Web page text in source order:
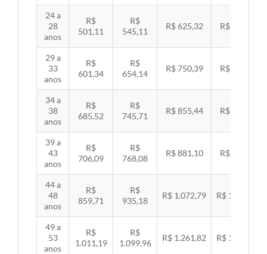
24 a
28
anos
R$
501,11
R$
545,11
R$ 625,32 R$ 644,40
29 a
33
anos
R$
601,34
R$
654,14
R$ 750,39 R$ 773,29
34 a
38
anos
R$
685,52
R$
745,71
R$ 855,44 R$ 881,54
39 a
43
anos
R$
706,09
R$
768,08
R$ 881,10 R$ 907,99
44 a
48
anos
R$
859,71
R$
935,18
R$ 1.072,79 R$ 1.105,53
49 a
53
anos
R$
1.011,19
R$
1.099,96
R$ 1.261,82 R$ 1.300,32